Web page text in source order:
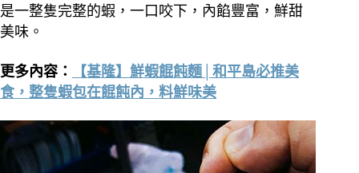
是一整隻完整的蝦，一口咬下，內餡豐富，鮮甜
美味。
更多內容：
【基隆】鮮蝦餛飩麵│和平島必推美
食，整隻蝦包在餛飩內，料鮮味美